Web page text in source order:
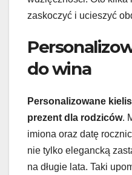
zaskoczyć i ucieszyć
do wina
Personalizowane
prezent dla rodziców.
imiona oraz datę
nie tylko elegancką
na długie lata. Taki